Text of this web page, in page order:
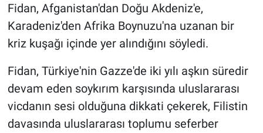
Fidan, Afganistan'dan Doğu Akdeniz'e,
Karadeniz'den Afrika Boynuzu'na uzanan bir
kriz kuşağı içinde yer alındığını söyledi.
Fidan, Türkiye'nin Gazze'de iki yılı aşkın süredir
devam eden soykırım karşısında uluslararası
vicdanın sesi olduğuna dikkati çekerek, Filistin
davasında uluslararası toplumu seferber